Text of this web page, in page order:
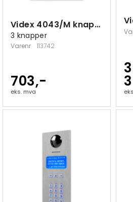
Videx 4043/M knappemodul
3 knapper
Varenr 113742
703,-
eks. mva
3